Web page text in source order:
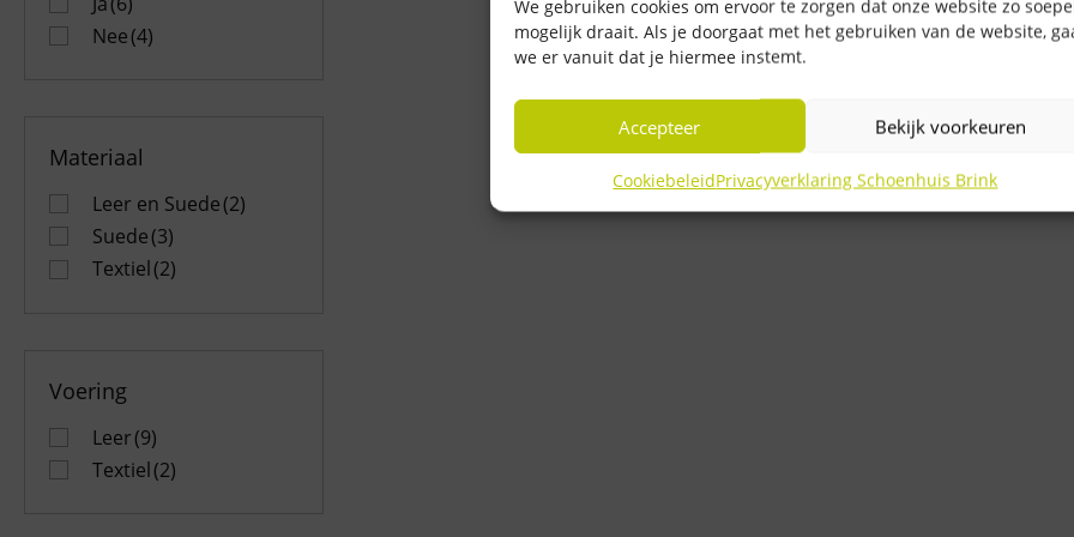
We gebruiken cookies om ervoor te zorgen dat onze website zo
mogelijk draait. Als je doorgaat met het gebruiken van de website,
we er vanuit dat je hiermee instemt.
Accepteer Bekijk voorkeuren
CookiebeleidPrivacyverklaring Schoenhuis Brink
Nee(4)
Materiaal
Leer en Suede(2)
Suede(3)
Textiel(2)
Voering
Leer(9)
Textiel(2)